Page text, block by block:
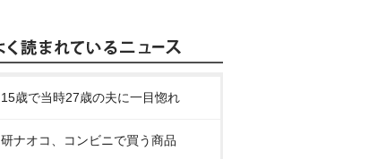
15歳で当時27歳の夫に一目惚れ
研ナオコ、コンビニで買う商品